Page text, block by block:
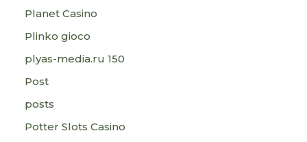
Planet Casino
Plinko gioco
plyas-media.ru 150
Post
posts
Potter Slots Casino